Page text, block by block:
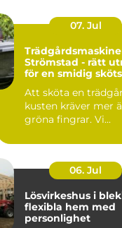
07. Jul
Strömstad - rätt
för en smidig
Att sköta en
kusten kräver mer
gröna fingrar. Vi...
06. Jul
Lösvirkeshus i
flexibla hem med
personlighet